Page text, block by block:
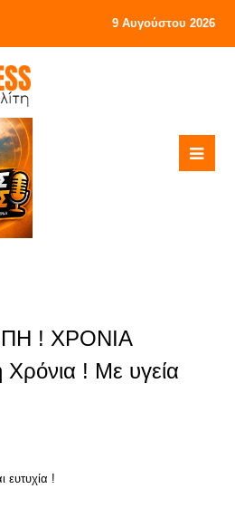
9 Αυγούστου 2026
! ΧΡΟΝΙΑ
! Με υγεία
ευτυχία !